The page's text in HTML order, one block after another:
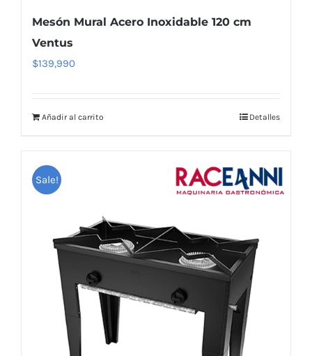
Mesón Mural Acero Inoxidable 120 cm
Ventus
$139,990
Añadir al carrito Detalles
Sale!